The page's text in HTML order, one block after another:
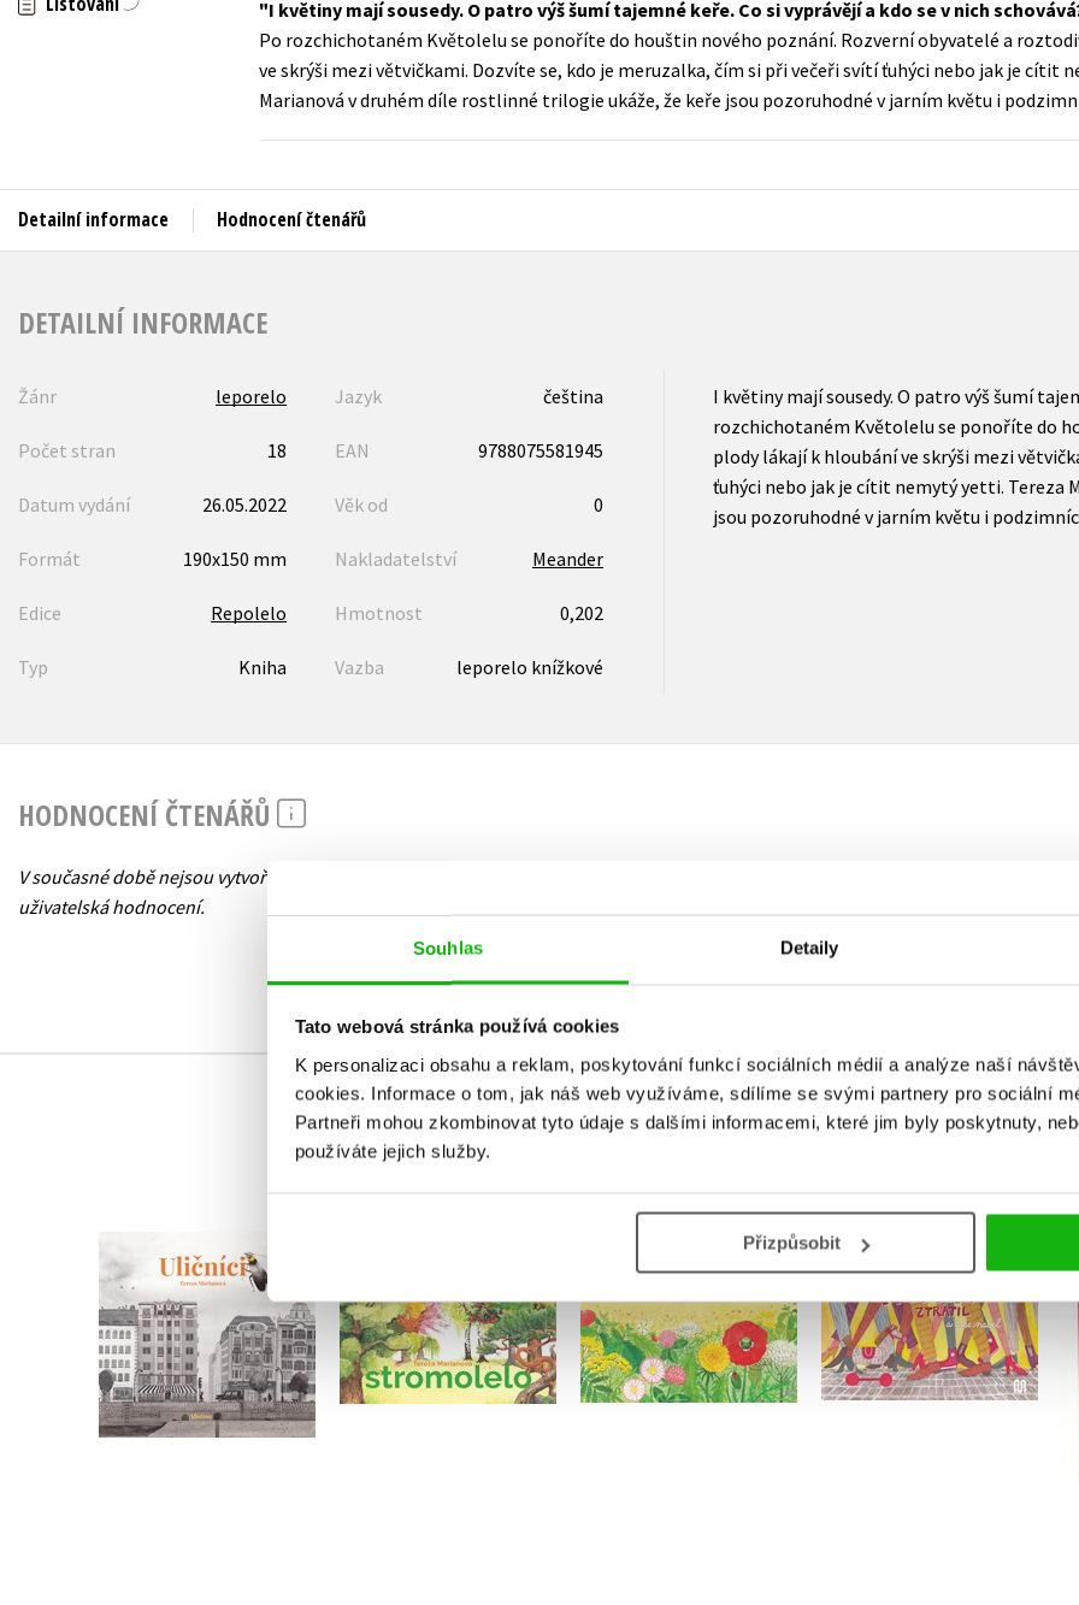
Souhlas Detaily
Tato webová stránka používá cookies
K personalizaci obsahu a reklam, poskytování funkcí sociálních médií a analýze naší
cookies. Informace o tom, jak náš web využíváme, sdílíme se svými partnery pro sociální
Partneři mohou zkombinovat tyto údaje s dalšími informacemi, které jim byly poskytnuty,
používáte jejich služby.
Přizpůsobit
Auto - moto
Jazyky
Kalendáře
Populárně - naučná pro dospělé
Populárně - naučné pro děti
Předškoláci
Příroda a zahrada
Young adult (SK)
Zahraniční literatura
Všechny tituly
I květiny mají sousedy. O patro výš šumí tajemné keře. Co si vyprávějí a kdo se v nich
Po rozchichotaném Květolelu se ponoříte do houštin nového poznání. Rozverní obyvatelé a
ve skrýši mezi větvičkami. Dozvíte se, kdo je meruzalka, čím si při večeři svítí ťuhýci nebo jak je cítit
Marianová v druhém díle rostlinné trilogie ukáže, že keře jsou pozoruhodné v jarním květu i
Detailní informace Hodnocení čtenářů
DETAILNÍ INFORMACE
Žánr leporelo Jazyk čeština
Počet stran 18 EAN 9788075581945
Datum vydání 26.05.2022 Věk od 0
Formát 190x150 mm Nakladatelství Meander
Edice Repolelo Hmotnost 0,202
Typ Kniha Vazba leporelo knížkové
I květiny mají sousedy. O patro výš šumí
rozchichotaném Květolelu se ponoříte do
plody lákají k hloubání ve skrýši mezi
ťuhýci nebo jak je cítit nemytý yetti. Tereza
jsou pozoruhodné v jarním květu i
HODNOCENÍ ČTENÁŘŮ
V současné době nejsou vytvořena žádná
uživatelská hodnocení.
Přihlásit
MOHLO BY VÁS TAKÉ ZAJÍMAT
Uličníci
Tereza Marianová Tereza Marianová
Květolelo
Tereza Marianová
Jak se koník ztratil (a
zase našel)
Tereza Marianová